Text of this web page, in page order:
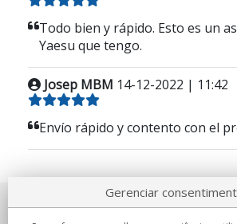
Todo bien y rápido. Esto es un
Yaesu que tengo.
Josep MBM 14-12-2022 | 11:42
Envío rápido y contento con el
Gerenciar